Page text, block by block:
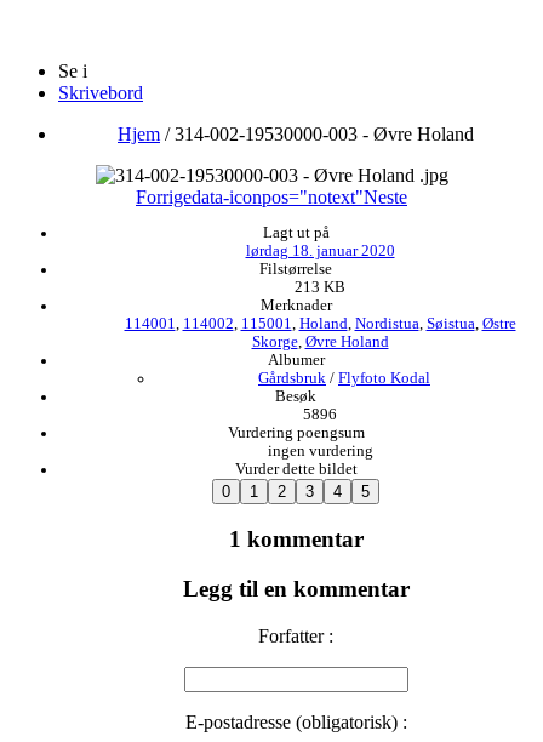
Se i
Skrivebord
Hjem /314-002-19530000-003 - Øvre Holand
Forrigedata-iconpos="notext"Neste
Lagt ut på
lørdag 18. januar 2020
Filstørrelse
213 KB
Merknader
114001
114002 115001 Holand Nordistua Søistua Østre
Skorge, Øvre Holand
Albumer
Gårdsbruk / Flyfoto Kodal
Besøk
5896
Vurdering poengsum
ingen vurdering
Vurder dette bildet
1 kommentar
Legg til en kommentar
Forfatter :
E-postadresse (obligatorisk) :